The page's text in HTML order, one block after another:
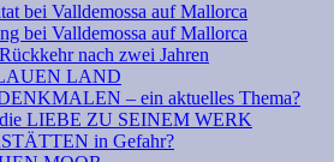
bei Valldemossa auf Mallorca
bei Valldemossa auf Mallorca
nach zwei Jahren
LAND
– ein aktuelles Thema?
LIEBE ZU SEINEM WERK
in Gefahr?